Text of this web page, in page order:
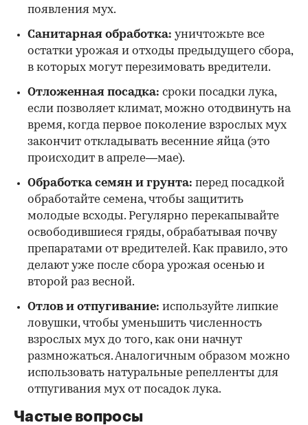
появления мух.
Санитарная обработка: уничтожьте все
остатки урожая и отходы предыдущего сбора,
в которых могут перезимовать вредители.
Отложенная посадка: сроки посадки лука,
если позволяет климат, можно отодвинуть на
время, когда первое поколение взрослых мух
закончит откладывать весенние яйца (это
происходит в апреле—мае).
Обработка семян и грунта: перед посадкой
обработайте семена, чтобы защитить
молодые всходы. Регулярно перекапывайте
освободившиеся гряды, обрабатывая почву
препаратами от вредителей. Как правило, это
делают уже после сбора урожая осенью и
второй раз весной.
Отлов и отпугивание: используйте липкие
ловушки, чтобы уменьшить численность
взрослых мух до того, как они начнут
размножаться. Аналогичным образом можно
использовать натуральные репелленты для
отпугивания мух от посадок лука.
Частые вопросы